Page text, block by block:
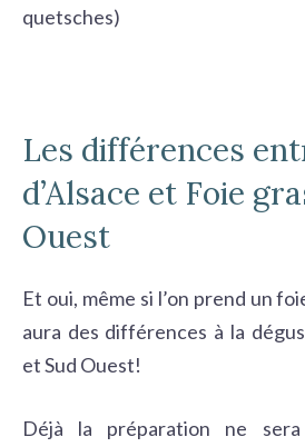
quetsches)
Les différences
d’Alsace et Foie
Ouest
Et oui, même si l’on prend un
aura des différences à la
et Sud Ouest!
Déjà la préparation ne